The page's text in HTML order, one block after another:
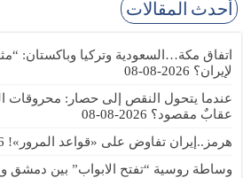
أحدث المقالات
اتفاق مكة…السعودية وتركيا وباكستان:
لإيران؟ 2026-08-08
عندما يتحول النقص إلى حصار: محروقات
عقابٌ مقصود؟ 2026-08-08
هرمز..إيران تفاوض على «قواعد المرور»!
وساطة روسية “تفتح الابواب” بين دمشق